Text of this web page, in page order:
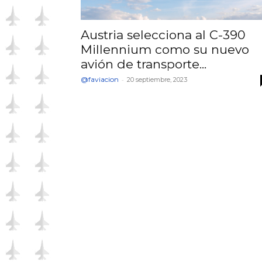
Austria selecciona al C-390
Millennium como su nuevo
avión de transporte...
@faviacion - 20 septiembre, 2023